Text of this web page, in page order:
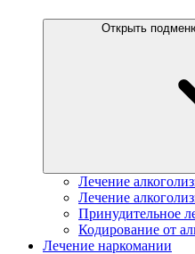
Открыть
Лечение
Лечение
Принудительное
Кодирование от
Лечение наркомании